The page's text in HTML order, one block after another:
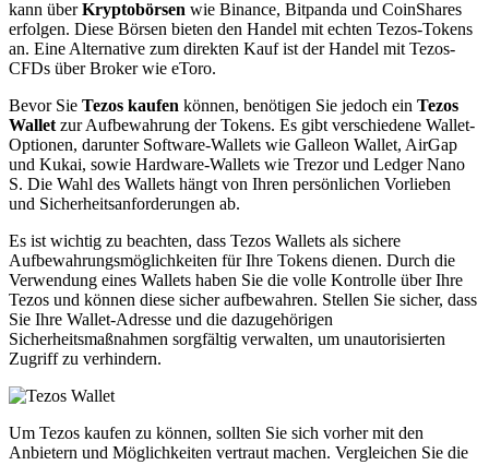
kann überKryptobörsen wie Binance, Bitpanda und CoinShares
erfolgen. Diese Börsen bieten den Handel mit echten Tezos-Tokens
an. Eine Alternative zum direkten Kauf ist der Handel mit Tezos-
CFDs über Broker wie eToro.
Bevor Sie Tezos kaufen können, benötigen Sie jedoch ein Tezos
Wallet zur Aufbewahrung der Tokens. Es gibt verschiedene Wallet-
Optionen, darunter Software-Wallets wie Galleon Wallet, AirGap
und Kukai, sowie Hardware-Wallets wie Trezor und Ledger Nano
S. Die Wahl des Wallets hängt von Ihren persönlichen Vorlieben
und Sicherheitsanforderungen ab.
Es ist wichtig zu beachten, dass Tezos Wallets als sichere
Aufbewahrungsmöglichkeiten für Ihre Tokens dienen. Durch die
Verwendung eines Wallets haben Sie die volle Kontrolle über Ihre
Tezos und können diese sicher aufbewahren. Stellen Sie sicher, dass
Sie Ihre Wallet-Adresse und die dazugehörigen
Sicherheitsmaßnahmen sorgfältig verwalten, um unautorisierten
Zugriff zu verhindern.
Um Tezos kaufen zu können, sollten Sie sich vorher mit den
Anbietern und Möglichkeiten vertraut machen. Vergleichen Sie die